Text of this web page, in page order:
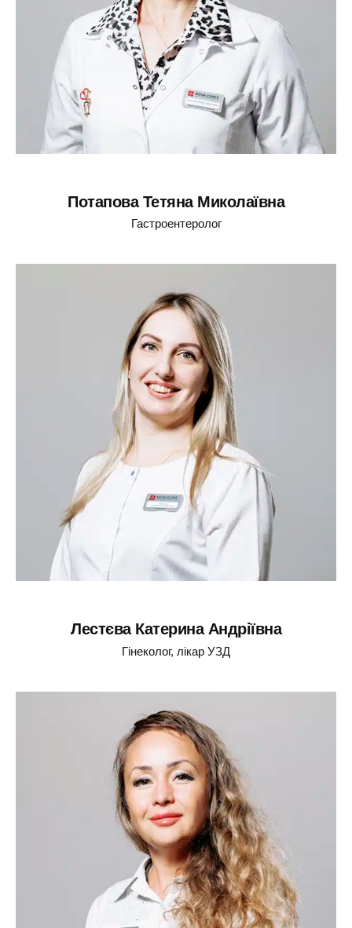
Потапова Тетяна Миколаївна
Гастроентеролог
Лестєва Катерина Андріївна
Гінеколог, лікар УЗД